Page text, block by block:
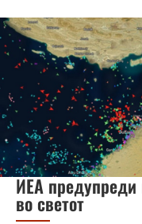
ИЕА предупреди
во светот